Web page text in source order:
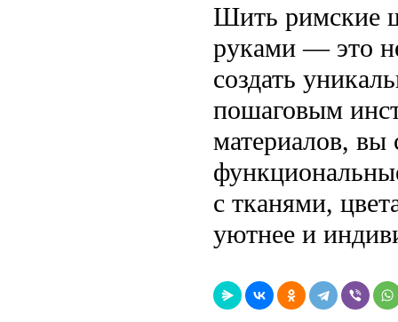
Шить римские
руками — это
создать
пошаговым
материалов, вы
с тканями,
уютнее и